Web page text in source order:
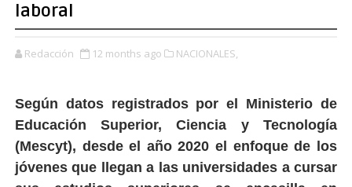
laboral
Redacción 12 months ago NACIONALES,
Según datos registrados por el Ministerio de
Educación Superior, Ciencia y Tecnología
(Mescyt), desde el año 2020 el enfoque de los
jóvenes que llegan a las universidades a cursar